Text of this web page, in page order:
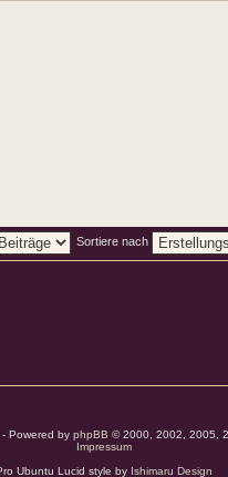
Sortiere nach
Powered by phpBB © 2000, 2002, 2005,
Impressum
Ubuntu Lucid style by Ishimaru Design